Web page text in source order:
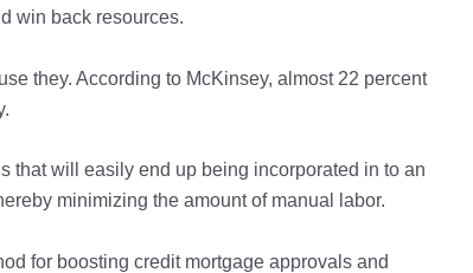
win back resources.
they. According to McKinsey, almost 22 percent
that will easily end up being incorporated in to an
minimizing the amount of manual labor.
for boosting credit mortgage approvals and